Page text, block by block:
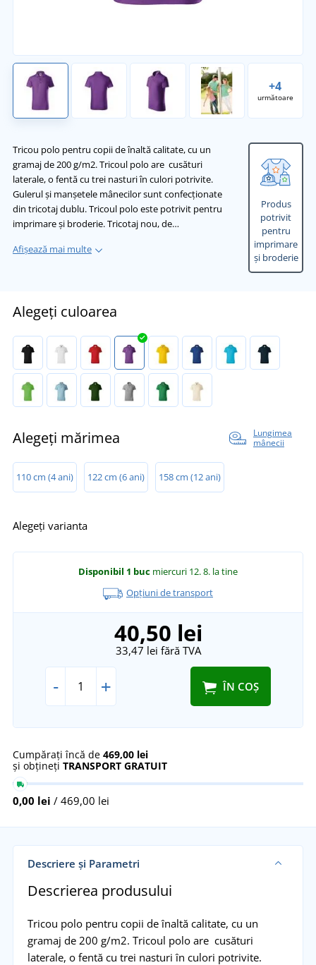
+4
următoare
Tricou polo pentru copii de înaltă calitate, cu un
gramaj de 200 g/m2. Tricoul polo are cusături
laterale, o fentă cu trei nasturi în culori potrivite.
Gulerul și manșetele mânecilor sunt confecționate
din tricotaj dublu. Tricoul polo este potrivit pentru
imprimare și broderie. Tricotaj nou, de…
Afișează mai multe
Produs
potrivit
pentru
imprimare
și broderie
Alegeți culoarea
Alegeți mărimea
Lungimea
mânecii
110 cm (4 ani) 122 cm (6 ani) 158 cm (12 ani)
Alegeți varianta
Disponibil 1 buc miercuri 12. 8. la tine
Opțiuni de transport
40,50 lei
33,47 lei fără TVA
- + ÎN COȘ
Cumpărați încă de 469,00 lei
și obțineți TRANSPORT GRATUIT
0,00 lei / 469,00 lei
Descriere și Parametri
Descrierea produsului
Tricou polo pentru copii de înaltă calitate, cu un
gramaj de 200 g/m2. Tricoul polo are cusături
laterale, o fentă cu trei nasturi în culori potrivite.